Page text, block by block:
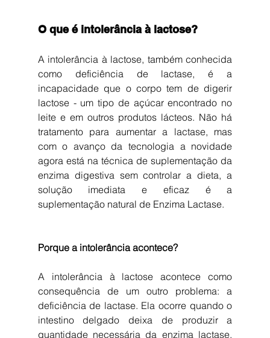
O que é intolerância à lactose?
A intolerância à lactose, também conhecida
como deficiência de lactase, é a
incapacidade que o corpo tem de digerir
lactose - um tipo de açúcar encontrado no
leite e em outros produtos lácteos. Não há
tratamento para aumentar a lactase, mas
com o avanço da tecnologia a novidade
agora está na técnica de suplementação da
enzima digestiva sem controlar a dieta, a
solução imediata e eficaz é a
suplementação natural de Enzima Lactase.
Porque a intolerância acontece?
A intolerância à lactose acontece como
consequência de um outro problema: a
deficiência de lactase. Ela ocorre quando o
intestino delgado deixa de produzir a
quantidade necessária da enzima lactase,